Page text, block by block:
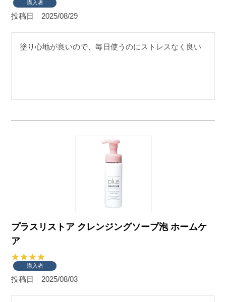
購入者
投稿日 2025/08/29
塗り心地が良いので、毎日使うのにストレスなく良い
プラスリストア クレンジングソープ泡 ホームケ
ア
購入者
投稿日 2025/08/03